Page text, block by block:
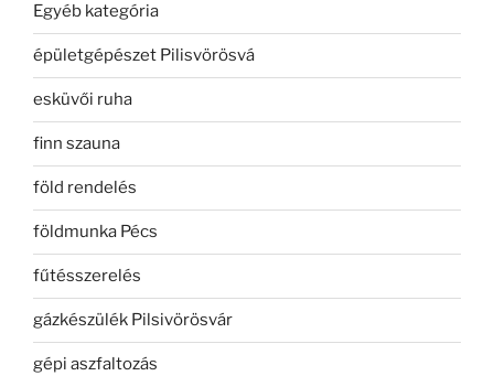
Egyéb kategória
épületgépészet Pilisvörösvá
esküvői ruha
finn szauna
föld rendelés
földmunka Pécs
fűtésszerelés
gázkészülék Pilsivörösvár
gépi aszfaltozás